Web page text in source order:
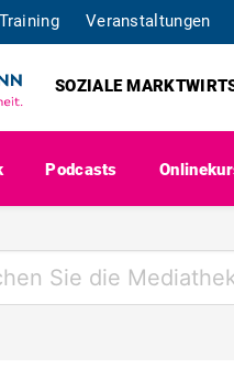
Veranstaltungen
SOZIALE
Podcasts